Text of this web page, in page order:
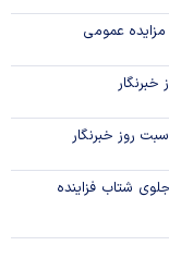
مزایده عمومی
روز خبرنگار
شتاب فزاینده